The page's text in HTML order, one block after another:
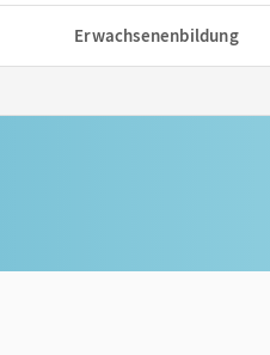
Erwachsenenbildung